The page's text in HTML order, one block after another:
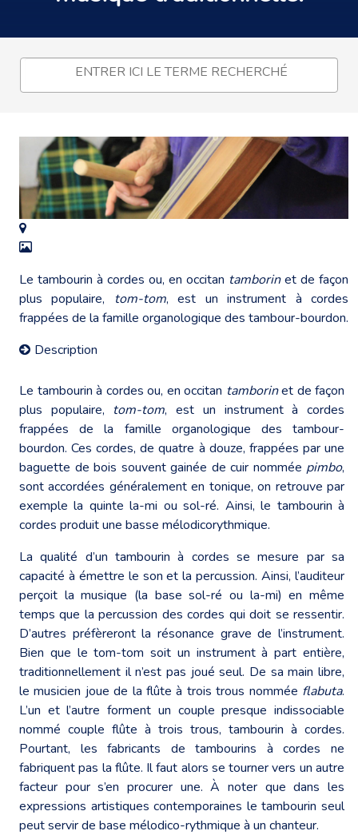
Le tambourin à cordes ou, en occitan tamborinet de façon
plus populaire, tom-tom, est un instrument à cordes
frappées de la famille organologique des tambour-bourdon.
Description
Le tambourin à cordes ou, en occitan tamborinet de façon
plus populaire, tom-tom, est un instrument à cordes
frappées de la famille organologique des tambour-
bourdon. Ces cordes, de quatre à douze, frappées par une
baguette de bois souvent gainée de cuir nommée pimbo,
sont accordées généralement en tonique, on retrouve par
exemple la quinte la-mi ou sol-ré. Ainsi, le tambourin à
cordes produit une basse mélodicorythmique.
La qualité d’un tambourin à cordes se mesure par sa
capacité à émettre le son et la percussion. Ainsi, l’auditeur
perçoit la musique (la base sol-ré ou la-mi) en même
temps que la percussion des cordes qui doit se ressentir.
D’autres préfèreront la résonance grave de l’instrument.
Bien que le tom-tom soit un instrument à part entière,
traditionnellement il n’est pas joué seul. De sa main libre,
le musicien joue de la flûte à trois trous nommée flabuta.
L’un et l’autre forment un couple presque indissociable
nommé couple flûte à trois trous, tambourin à cordes.
Pourtant, les fabricants de tambourins à cordes ne
fabriquent pas la flûte. Il faut alors se tourner vers un autre
facteur pour s’en procurer une. À noter que dans les
expressions artistiques contemporaines le tambourin seul
peut servir de base mélodico-rythmique à un chanteur.